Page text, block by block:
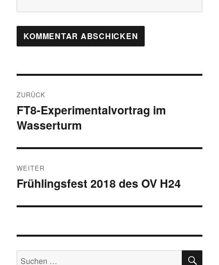
ZURÜCK
Vorheriger
Beitrag:
FT8-Experimentalvortrag im
Wasserturm
WEITER
Nächster
Frühlingsfest 2018 des OV H24
Suchen